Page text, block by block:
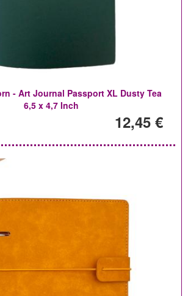
- Art Journal Passport XL Dusty Tea
6,5 x 4,7 Inch
12,45 €